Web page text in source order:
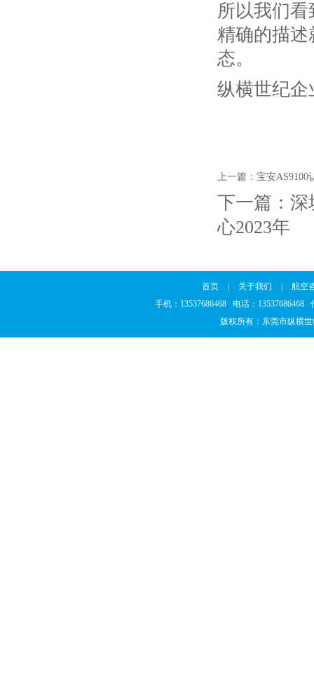
所以我们看
精确的描述
态。
纵横世纪
上一篇： 宝安AS9100
下一篇： 深
心2023年
首页 关于我们
航空
手机：13537686468 电话：13537686468
版权所有：东莞市纵横